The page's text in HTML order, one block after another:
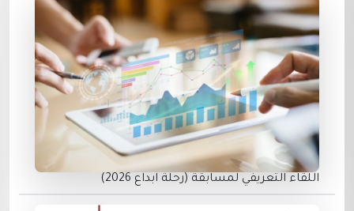
اللقاء التعريفي لمسابقة (رحلة ابداع 2026)